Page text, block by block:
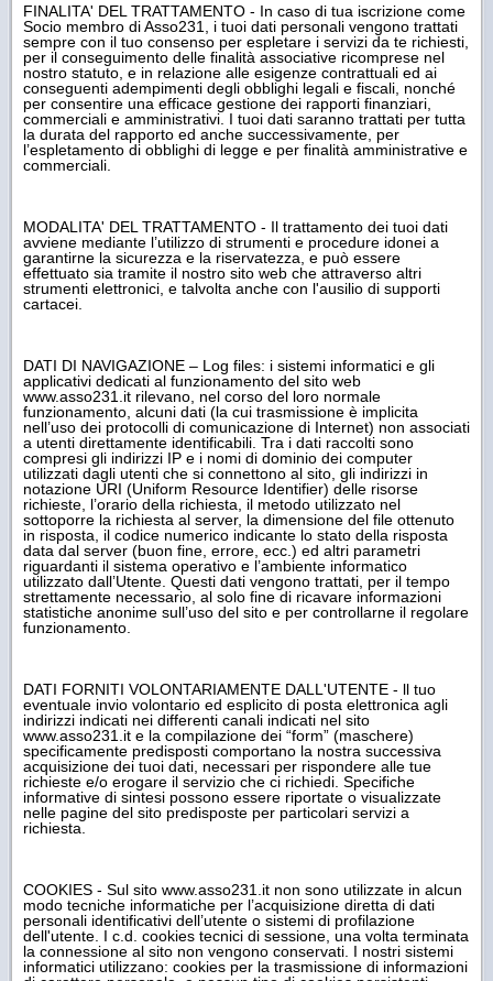
FINALITA' DEL TRATTAMENTO - In caso di tua iscrizione come
Socio membro di Asso231, i tuoi dati personali vengono trattati
sempre con il tuo consenso per espletare i servizi da te richiesti,
per il conseguimento delle finalità associative ricomprese nel
nostro statuto, e in relazione alle esigenze contrattuali ed ai
conseguenti adempimenti degli obblighi legali e fiscali, nonché
per consentire una efficace gestione dei rapporti finanziari,
commerciali e amministrativi. I tuoi dati saranno trattati per tutta
la durata del rapporto ed anche successivamente, per
l’espletamento di obblighi di legge e per finalità amministrative e
commerciali.
MODALITA' DEL TRATTAMENTO - Il trattamento dei tuoi dati
avviene mediante l’utilizzo di strumenti e procedure idonei a
garantirne la sicurezza e la riservatezza, e può essere
effettuato sia tramite il nostro sito web che attraverso altri
strumenti elettronici, e talvolta anche con l'ausilio di supporti
cartacei.
DATI DI NAVIGAZIONE – Log files: i sistemi informatici e gli
applicativi dedicati al funzionamento del sito web
www.asso231.it rilevano, nel corso del loro normale
funzionamento, alcuni dati (la cui trasmissione è implicita
nell’uso dei protocolli di comunicazione di Internet) non associati
a utenti direttamente identificabili. Tra i dati raccolti sono
compresi gli indirizzi IP e i nomi di dominio dei computer
utilizzati dagli utenti che si connettono al sito, gli indirizzi in
notazione URI (Uniform Resource Identifier) delle risorse
richieste, l’orario della richiesta, il metodo utilizzato nel
sottoporre la richiesta al server, la dimensione del file ottenuto
in risposta, il codice numerico indicante lo stato della risposta
data dal server (buon fine, errore, ecc.) ed altri parametri
riguardanti il sistema operativo e l’ambiente informatico
utilizzato dall’Utente. Questi dati vengono trattati, per il tempo
strettamente necessario, al solo fine di ricavare informazioni
statistiche anonime sull’uso del sito e per controllarne il regolare
funzionamento.
DATI FORNITI VOLONTARIAMENTE DALL'UTENTE - ll tuo
eventuale invio volontario ed esplicito di posta elettronica agli
indirizzi indicati nei differenti canali indicati nel sito
www.asso231.it e la compilazione dei “form” (maschere)
specificamente predisposti comportano la nostra successiva
acquisizione dei tuoi dati, necessari per rispondere alle tue
richieste e/o erogare il servizio che ci richiedi. Specifiche
informative di sintesi possono essere riportate o visualizzate
nelle pagine del sito predisposte per particolari servizi a
richiesta.
COOKIES - Sul sito www.asso231.it non sono utilizzate in alcun
modo tecniche informatiche per l’acquisizione diretta di dati
personali identificativi dell’utente o sistemi di profilazione
dell'utente. I c.d. cookies tecnici di sessione, una volta terminata
la connessione al sito non vengono conservati. I nostri sistemi
informatici utilizzano: cookies per la trasmissione di informazioni